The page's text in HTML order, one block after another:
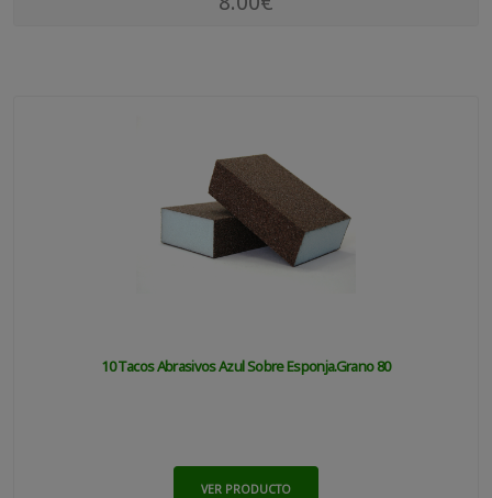
10 Tacos Abrasivos Azul Sobre Esponja.grano 80
VER PRODUCTO